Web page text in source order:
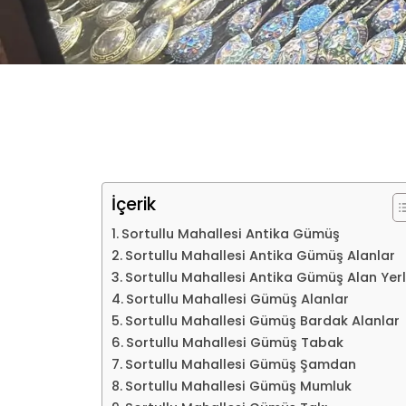
İçerik
Sortullu Mahallesi Antika Gümüş
Sortullu Mahallesi Antika Gümüş Alanlar
Sortullu Mahallesi Antika Gümüş Alan
Sortullu Mahallesi Gümüş Alanlar
Sortullu Mahallesi Gümüş Bardak Alanlar
Sortullu Mahallesi Gümüş Tabak
Sortullu Mahallesi Gümüş Şamdan
Sortullu Mahallesi Gümüş Mumluk